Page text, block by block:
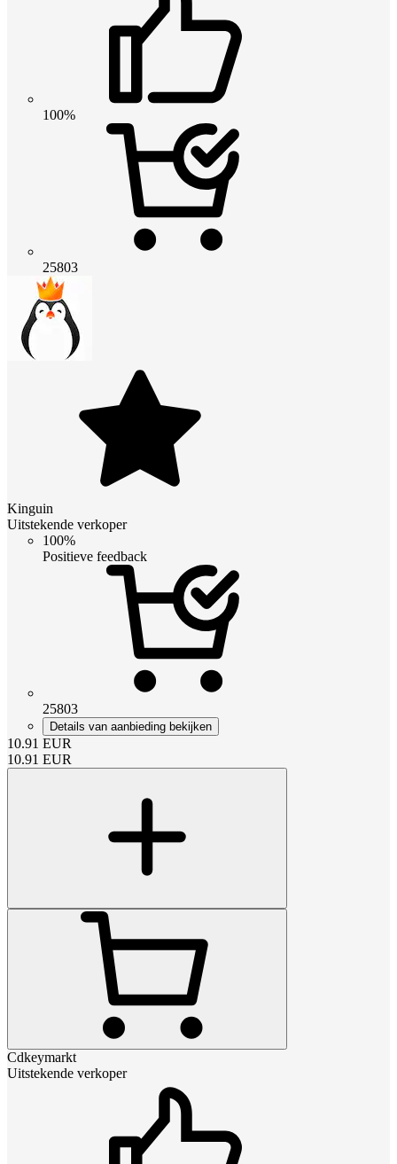
100%
25803
Kinguin
Uitstekende verkoper
100%
Positieve feedback
25803
Details van aanbieding bekijken
10.91 EUR
10.91 EUR
Cdkeymarkt
Uitstekende verkoper